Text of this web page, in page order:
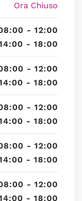
Ora Chiuso
- 12:00
- 18:00
- 12:00
- 18:00
- 12:00
- 18:00
- 12:00
- 18:00
- 12:00
- 18:00